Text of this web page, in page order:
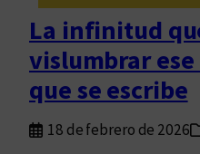
e
r
c
e
r
a
La infinitud
vislumbrar
que se escribe
18 de febrero de 2026